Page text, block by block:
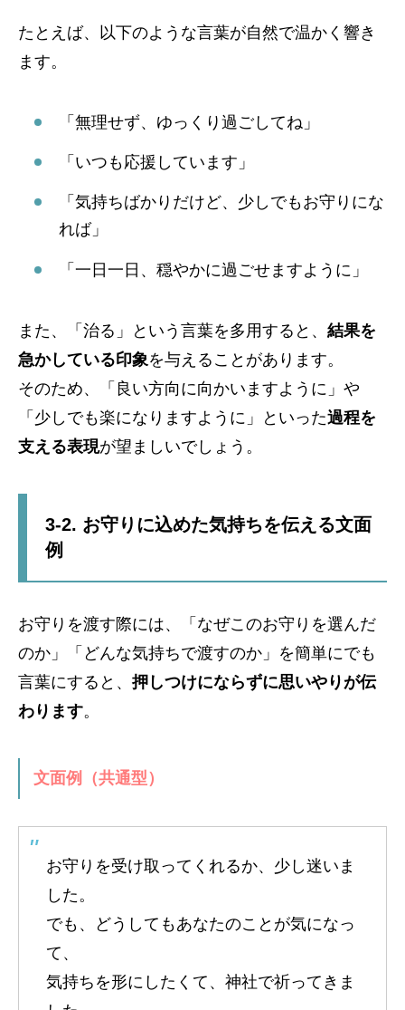
たとえば、以下のような言葉が自然で温かく響き
ます。
「無理せず、ゆっくり過ごしてね」
「いつも応援しています」
「気持ちばかりだけど、少しでもお守りにな
れば」
「一日一日、穏やかに過ごせますように」
また、「治る」という言葉を多用すると、 結果を
急かしている印象を与えることがあります。
そのため、「良い方向に向かいますように」や
「少しでも楽になりますように」といった過程を
支える表現が望ましいでしょう。
3-2. お守りに込めた気持ちを伝える文面
例
お守りを渡す際には、「なぜこのお守りを選んだ
のか」「どんな気持ちで渡すのか」を簡単にでも
言葉にすると、 押しつけにならずに思いやりが伝
わります。
文面例（共通型）
お守りを受け取ってくれるか、少し迷いま
した。
でも、どうしてもあなたのことが気になっ
て、
気持ちを形にしたくて、神社で祈ってきま